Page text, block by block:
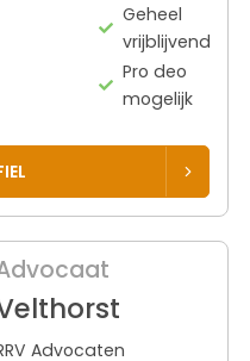
Geheel
vrijblijvend
Pro deo
mogelijk
Advocaten